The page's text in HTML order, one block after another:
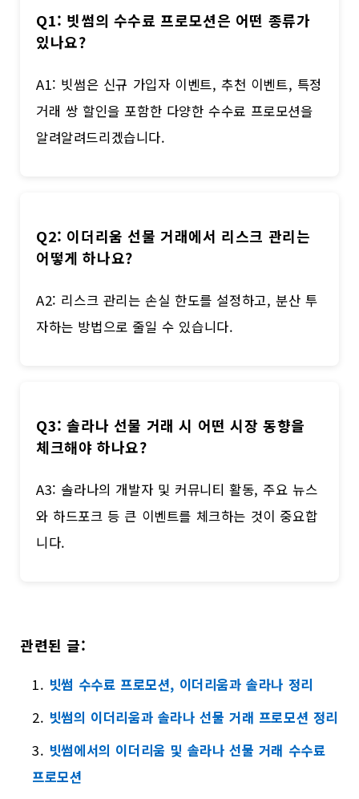
Q1: 빗썸의 수수료 프로모션은 어떤 종류가
있나요?
A1: 빗썸은 신규 가입자 이벤트, 추천 이벤트, 특정
거래 쌍 할인을 포함한 다양한 수수료 프로모션을
알려알려드리겠습니다.
Q2: 이더리움 선물 거래에서 리스크 관리는
어떻게 하나요?
A2: 리스크 관리는 손실 한도를 설정하고, 분산 투
자하는 방법으로 줄일 수 있습니다.
Q3: 솔라나 선물 거래 시 어떤 시장 동향을
체크해야 하나요?
A3: 솔라나의 개발자 및 커뮤니티 활동, 주요 뉴스
와 하드포크 등 큰 이벤트를 체크하는 것이 중요합
니다.
관련된 글:
빗썸 수수료 프로모션, 이더리움과 솔라나 정리
빗썸의 이더리움과 솔라나 선물 거래 프로모션 정리
빗썸에서의 이더리움 및 솔라나 선물 거래 수수료
프로모션